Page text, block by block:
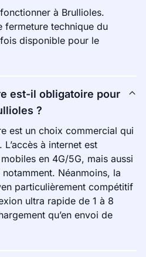
à Brullioles.
fermeture technique du
disponible pour le
est-il obligatoire pour
?
est un choix commercial qui
à internet est
en 4G/5G, mais aussi
Néanmoins, la
particulièrement compétitif
ultra rapide de 1 à 8
qu’en envoi de